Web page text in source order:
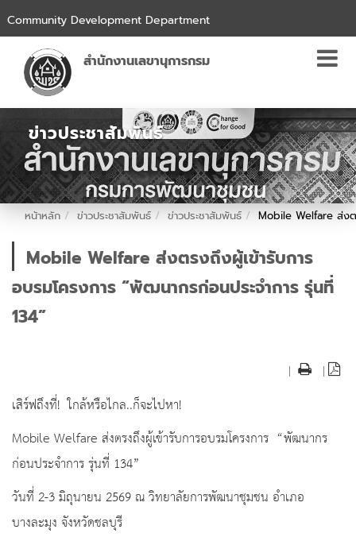
Community Development Department
สำนักงานเลขานุการกรม
ข่าวประชาสัมพันธ์
หน้าหลัก ข่าวประชาสัมพันธ์ ข่าวประชาสัมพันธ์ Mobile Welfare ส่งต
Mobile Welfare ส่งตรงถึงผู้เข้ารับการ
อบรมโครงการ “พัฒนากรก่อนประจำการ รุ่นที่
134”
| |
เสิร์ฟถึงที่! ใกล้หรือไกล..ก็จะไปหา!
Mobile Welfare ส่งตรงถึงผู้เข้ารับการอบรมโครงการ “พัฒนากร
ก่อนประจำการ รุ่นที่ 134”
วันที่ 2-3 มิถุนายน 2569 ณ วิทยาลัยการพัฒนาชุมชน อำเภอ
บางละมุง จังหวัดชลบุรี